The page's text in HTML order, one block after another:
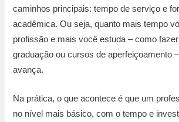
caminhos principais: tempo de serviço e
acadêmica. Ou seja, quanto mais tempo
profissão e mais você estuda – como
graduação ou cursos de aperfeiçoamento
avança.
Na prática, o que acontece é que um
no nível mais básico, com o tempo e